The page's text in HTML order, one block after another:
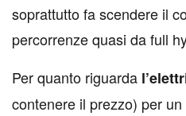
soprattutto fa scendere il
percorrenze quasi da full
Per quanto riguarda
contenere il prezzo) per